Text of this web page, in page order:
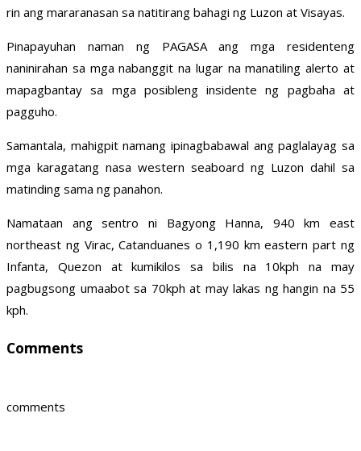
rin ang mararanasan sa natitirang bahagi ng Luzon at Visayas.
Pinapayuhan naman ng PAGASA ang mga residenteng
naninirahan sa mga nabanggit na lugar na manatiling alerto at
mapagbantay sa mga posibleng insidente ng pagbaha at
pagguho.
Samantala, mahigpit namang ipinagbabawal ang paglalayag sa
mga karagatang nasa western seaboard ng Luzon dahil sa
matinding sama ng panahon.
Namataan ang sentro ni Bagyong Hanna, 940 km east
northeast ng Virac, Catanduanes o 1,190 km eastern part ng
Infanta, Quezon at kumikilos sa bilis na 10kph na may
pagbugsong umaabot sa 70kph at may lakas ng hangin na 55
kph.
Comments
comments